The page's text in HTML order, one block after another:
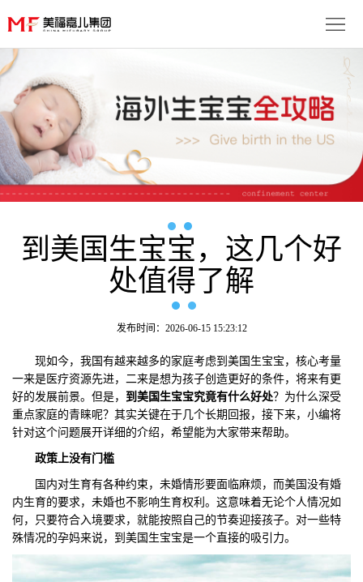
子
优
势
服
务
流
月
子
成
市
到美国生宝宝，这几个好
处值得了解
发布时间：2026-06-15 15:23:12
现如今，我国有越来越多的家庭考虑到美国生宝宝，核心考量
一来是医疗资源先进，二来是想为孩子创造更好的条件，将来有更
好的发展前景。但是， 到美国生宝宝究竟有什么好处？为什么深受
重点家庭的青睐呢？其实关键在于几个长期回报，接下来，小编将
针对这个问题展开详细的介绍，希望能为大家带来帮助。
政策上没有门槛
国内对生育有各种约束，未婚情形要面临麻烦，而美国没有婚
内生育的要求，未婚也不影响生育权利。这意味着无论个人情况如
何，只要符合入境要求，就能按照自己的节奏迎接孩子。对一些特
殊情况的孕妈来说，到美国生宝宝是一个直接的吸引力。